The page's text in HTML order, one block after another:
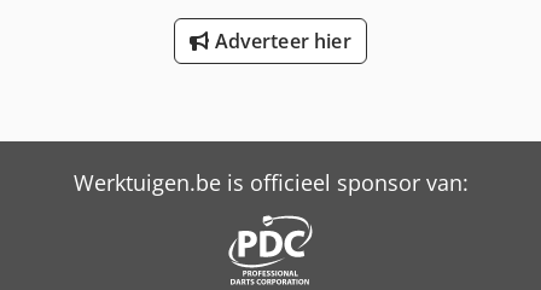
Taper Size SK 40 Through-spindle Coolant No
Adverteer hier
Werktuigen.be is officieel sponsor van: